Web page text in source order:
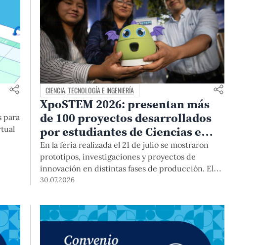
para
CIENCIA, TECNOLOGÍA E INGENIERÍA
XpoSTEM 2026: presentan más
de 100 proyectos desarrollados
por estudiantes de Ciencias e
Ingeniería PUCP orientados a
atender necesidades del país
En la feria realizada el 21 de julio se mostraron
prototipos, investigaciones y proyectos de
innovación en distintas fases de producción. El
encuentro mostró cómo el conocimiento
concretos del Perú en salud, robótica,
inteligencia artificial, sostenibilidad y sectores
30.07.2026